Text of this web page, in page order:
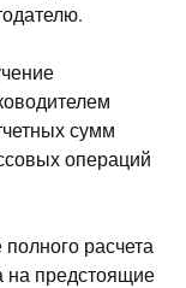
сумм
операций
расчета
на предстоящие